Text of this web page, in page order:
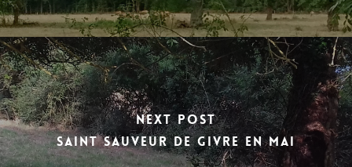
Next Post
Saint Sauveur de Givre en Mai